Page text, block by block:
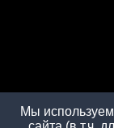
Мы